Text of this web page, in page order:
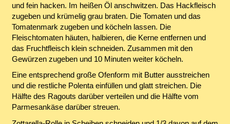
und fein hacken. Im heißen Öl anschwitzen. Das Hackfleisch
zugeben und krümelig grau braten. Die Tomaten und das
Tomatenmark zugeben und köcheln lassen. Die
Fleischtomaten häuten, halbieren, die Kerne entfernen und
das Fruchtfleisch klein schneiden. Zusammen mit den
Gewürzen zugeben und 10 Minuten weiter köcheln.
Eine entsprechend große Ofenform mit Butter ausstreichen
und die restliche Polenta einfüllen und glatt streichen. Die
Hälfte des Ragouts darüber verteilen und die Hälfte vom
Parmesankäse darüber streuen.